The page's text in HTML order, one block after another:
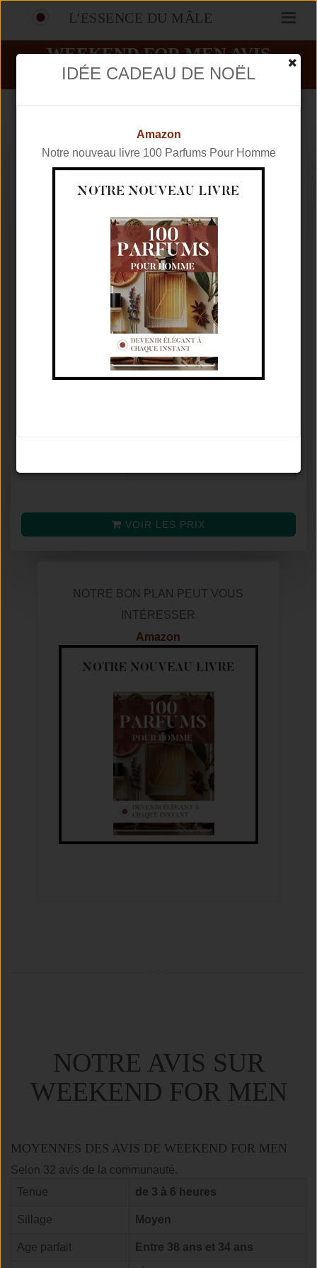
L'ESSENCE DU MÂLE
WEEKEND FOR MEN AVIS
PARFUMS BURBERRY WEEKEND FOR MEN
BURBERRY
Eau De Toilette♂
Hespéridé Aromatique
Tenue / Sillage /
De 3 À 6 Heures / Moyen /
VOIR LES PRIX
NOTRE BON PLAN PEUT VOUS
INTÉRESSER
Amazon
NOTRE AVIS SUR
WEEKEND FOR MEN
MOYENNES DES AVIS DE WEEKEND FOR MEN
Selon 32 avis de la communauté.
Tenue
de 3 à 6 heures
Sillage Moyen
Age parfait Entre 38 ans et 34 ans
IDÉE CADEAU DE NOËL
Amazon
Notre nouveau livre 100 Parfums Pour Homme